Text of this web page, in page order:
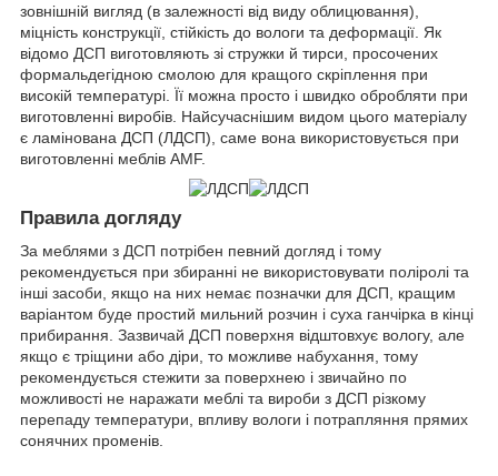
зовнішній вигляд (в залежності від виду облицювання),
міцність конструкції, стійкість до вологи та деформації. Як
відомо ДСП виготовляють зі стружки й тирси, просочених
формальдегідною смолою для кращого скріплення при
високій температурі. Її можна просто і швидко обробляти при
виготовленні виробів. Найсучаснішим видом цього матеріалу
є ламінована ДСП (ЛДСП), саме вона використовується при
виготовленні меблів AMF.
Правила догляду
За меблями з ДСП потрібен певний догляд і тому
рекомендується при збиранні не використовувати поліролі та
інші засоби, якщо на них немає позначки для ДСП, кращим
варіантом буде простий мильний розчин і суха ганчірка в кінці
прибирання. Зазвичай ДСП поверхня відштовхує вологу, але
якщо є тріщини або діри, то можливе набухання, тому
рекомендується стежити за поверхнею і звичайно по
можливості не наражати меблі та вироби з ДСП різкому
перепаду температури, впливу вологи і потрапляння прямих
сонячних променів.